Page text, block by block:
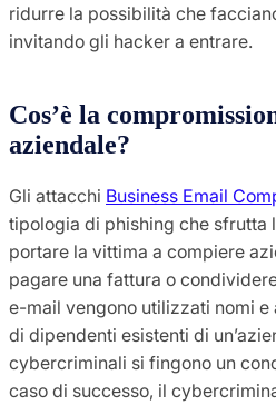
ridurre la possibilità che
invitando gli hacker a entrare.
Cos’è la
aziendale?
Gli attacchi Business Email
tipologia di phishing che sfrutta
portare la vittima a compiere
pagare una fattura o
e-mail vengono utilizzati nomi
di dipendenti esistenti di
cybercriminali si fingono un
caso di successo, il